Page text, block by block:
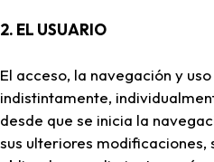
2. EL USUARIO
El acceso, la navegación y
indistintamente,
desde que se inicia la
sus ulteriores